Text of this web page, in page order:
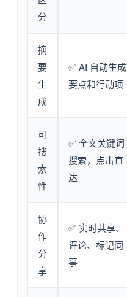
分
摘
要
生
成
✅ AI 自动生成
要点和行动项
可
搜
索
性
✅ 全文关键词
搜索，点击直
达
协
作
分
享
✅ 实时共享、
评论、标记同
事